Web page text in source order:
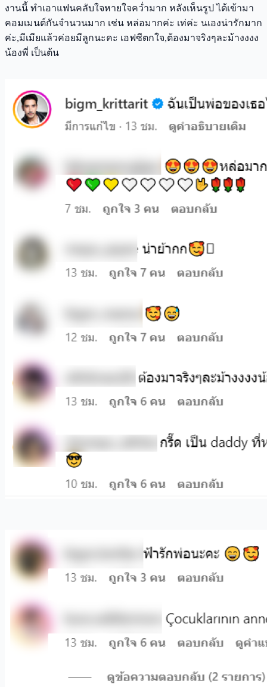
งานนี้ ทำเอาแฟนคลับใจหายใจคว่ำมาก หลังเห็นรูป ได้เข้ามา
คอมเมนต์กันจำนวนมาก เช่น หล่อมากค่ะ เท่ค่ะ นเองน่ารักมาก
ค่ะ,มีเมียแล้วค่อยมีลูกนะคะ เอฟซีตกใจ,ต้องมาจริงๆละม้างงงง
น้องพี่ เป็นต้น